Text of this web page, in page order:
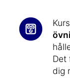
Det
dig